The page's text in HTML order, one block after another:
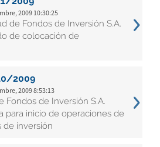
2009 10:30:25
de Fondos de Inversión S.A.
de colocación de
2009
2009 8:53:13
Fondos de Inversión S.A.
para inicio de operaciones de
de inversión